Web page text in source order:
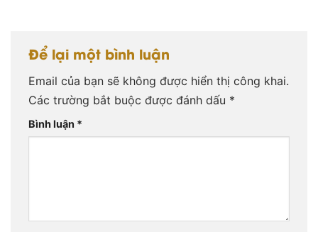
Để lại một bình luận
Email của bạn sẽ không được hiển thị công khai.
Các trường bắt buộc được đánh dấu *
Bình luận *